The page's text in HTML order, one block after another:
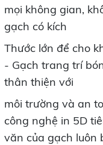
mọi không gian,
gạch có kích
Thước lớn để cho
- Gạch trang trí
thân thiện với
môi trường và an
công nghệ in 5D
văn của gạch luôn